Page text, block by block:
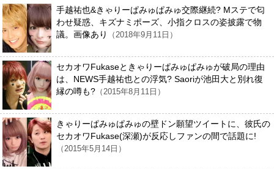
手越祐也&きゃりーぱみゅぱみゅ交際継続? Mステで匂
わせ疑惑、キズナミポーズ、小指クロスの姿披露で物
議。画像あり
（2018年9月11日）
セカオワFukaseときゃりーぱみゅぱみゅが破局の理由
は、NEWS手越祐也との浮気? Saoriが池田大と別れ復
縁の噂も? （2015年8月11日）
きゃりーぱみゅぱみゅの壁ドン願望ツイートに、彼氏の
セカオワFukase(深瀬)が反応しファンの間で話題に!
（2015年5月14日）